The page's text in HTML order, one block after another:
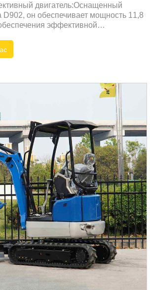
двигатель:Оснащенный
D902, он обеспечивает мощность 11,8
эффективной
этом уделяется внимание защите
Отличная производительность
радиус раскопок составляет 3975
глубина раскопок — 2420 мм, а
раскопок — 3396 мм, что
рабочий диапазон.три.